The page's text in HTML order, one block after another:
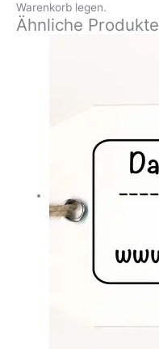
Warenkorb legen.
Ähnliche Produkte